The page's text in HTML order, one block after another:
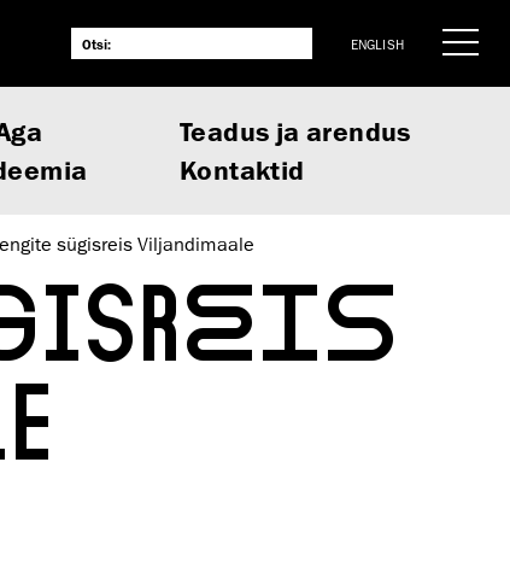
ENGLISH
Teadus ja arendus
Kontaktid
sügisreis Viljandimaale